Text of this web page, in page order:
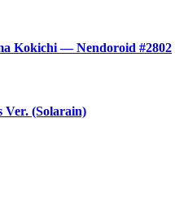
Kokichi — Nendoroid #2802
(Solarain)